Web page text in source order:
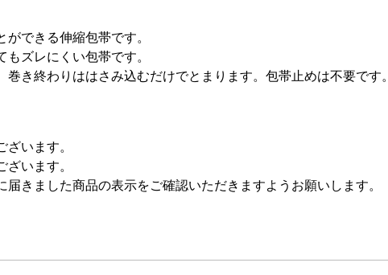
できる伸縮包帯です。
ズレにくい包帯です。
き終わりははさみ込むだけでとまります。包帯止めは不要です
います。
います。
きました商品の表示をご確認いただきますようお願いします。